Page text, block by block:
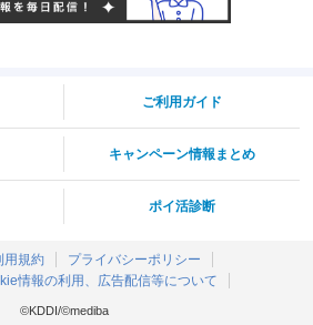
ご利用ガイド
キャンペーン情報まとめ
ポイ活診断
用規約
プライバシーポリシー
情報の利用、広告配信等について
©KDDI/©mediba